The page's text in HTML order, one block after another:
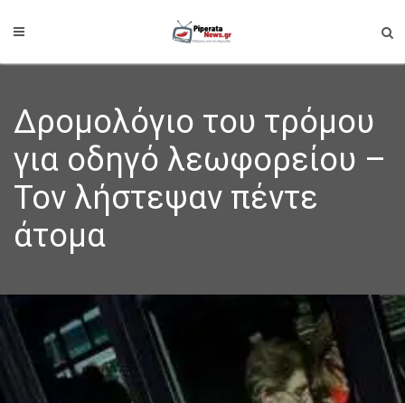
Δρομολόγιο του τρόμου
για οδηγό λεωφορείου –
Τον λήστεψαν πέντε
άτομα